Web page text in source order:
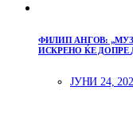
ФИЛИП АНГОВ:
ИСКРЕНО ЌЕ ДОПРЕ
ЈУНИ 24,